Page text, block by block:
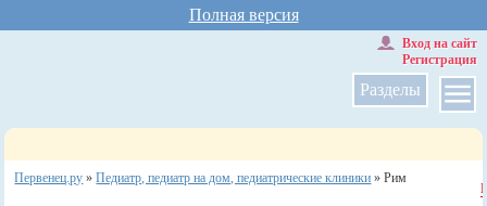
Полная версия
Разделы
Вход на сайт
Регистрация
Первенец.ру »Педиатр, педиатр на дом, педиатрические клиники »Рим